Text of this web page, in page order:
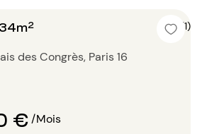
5 (1)
des Congrès, Paris 16
€/Mois